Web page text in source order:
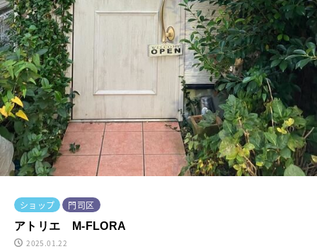
ショップ
門司区
アトリエ M-FLORA
2025.01.22